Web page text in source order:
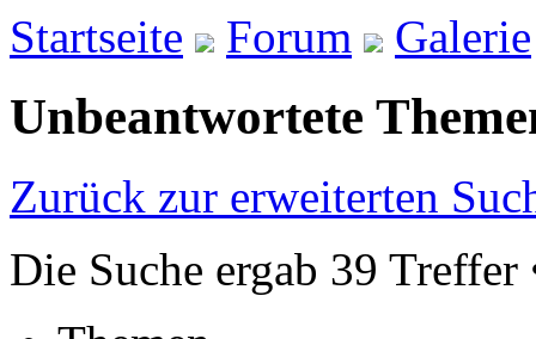
Startseite Forum Galerie
Unbeantwortete
Zurück zur erweiterten
Die Suche ergab 39 Treffer